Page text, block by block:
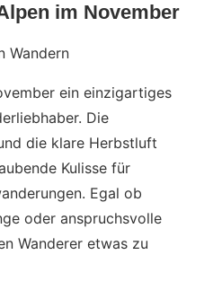
im November
ein einzigartiges
Die
die klare Herbstluft
Kulisse für
Egal ob
oder anspruchsvolle
Wanderer etwas zu